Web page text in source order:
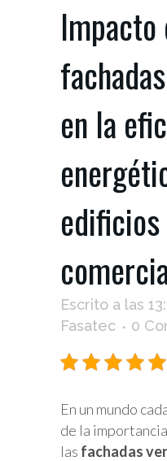
en la
edificios
Escrito a las
Fasatec
0
En un mundo
de la
las fachadas